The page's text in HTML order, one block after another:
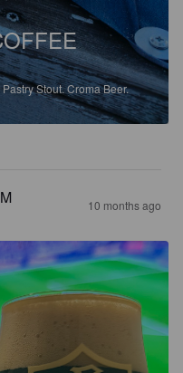
Pastry Stout.Croma Beer.
10 months ago